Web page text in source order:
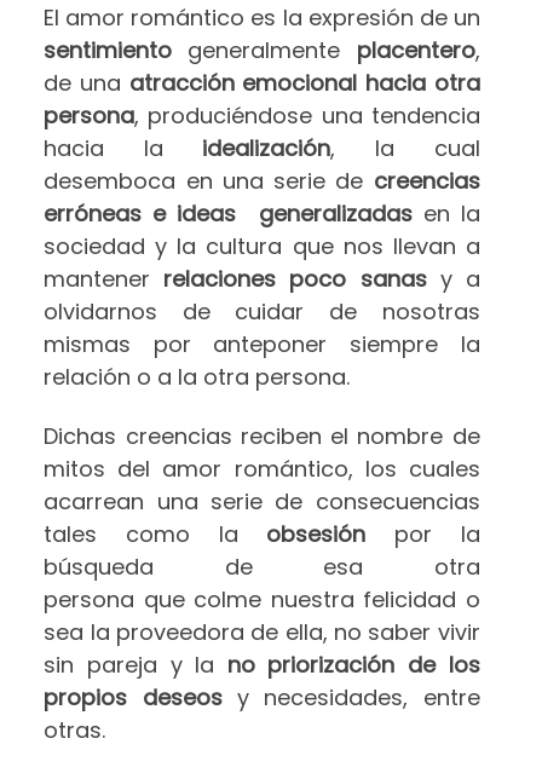
El amor romántico es la expresión de un
sentimiento generalmente placentero,
de una atracción emocional hacia otra
persona, produciéndose una tendencia
hacia la idealización, la cual
desemboca en una serie de creencias
erróneas e ideas generalizadasen la
sociedad y la cultura que nos llevan a
mantener relaciones poco sanasy a
olvidarnos de cuidar de nosotras
mismas por anteponer siempre la
relación o a la otra persona.
Dichas creencias reciben el nombre de
mitos del amor romántico, los cuales
acarrean una serie de consecuencias
tales como la obsesión por la
búsqueda de esa otra
persona que colme nuestra felicidad o
sea la proveedora de ella, no saber vivir
sin pareja y la no priorización de los
propios deseosy necesidades, entre
otras.